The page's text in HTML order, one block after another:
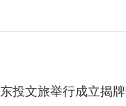
东投文旅举行成立揭